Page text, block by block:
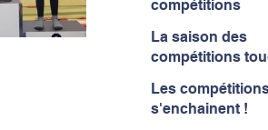
compétitions
La saison des
compétitions
Les
s'enchainent !